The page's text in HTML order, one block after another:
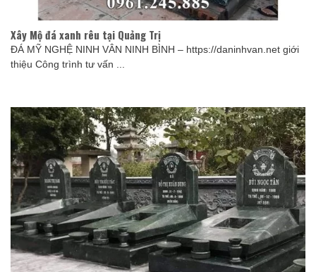
Xây Mộ đá xanh rêu tại Quảng Trị
ĐÁ MỸ NGHỆ NINH VÂN NINH BÌNH – https://daninhvan.net giới
thiệu Công trình tư vấn ...